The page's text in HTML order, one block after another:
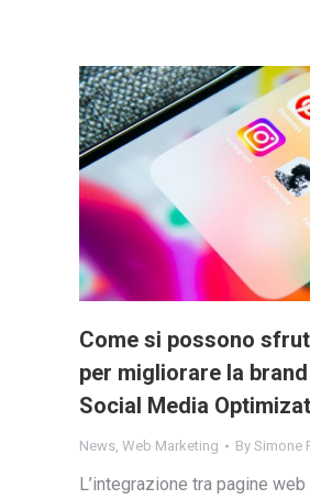
Come si possono
per migliorare la
Social Media
News, Web Marketing By Simone
L’integrazione tra pagine